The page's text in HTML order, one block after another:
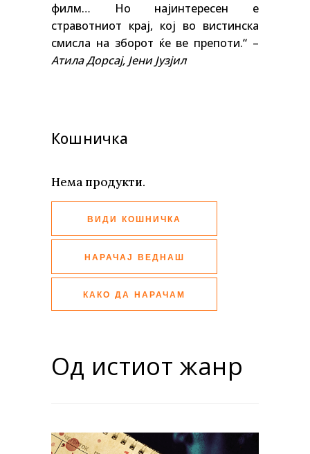
филм… Но најинтересен е
стравотниот крај, кој во вистинска
смисла на зборот ќе ве препоти.“ –
Атила Дорсај, Јени Јузјил
Кошничка
Нема продукти.
ВИДИ КОШНИЧКА
НАРАЧАЈ ВЕДНАШ
КАКО ДА НАРАЧАМ
Од истиот жанр